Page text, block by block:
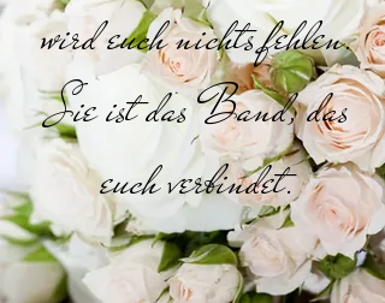
wird euch nichts fehlen.
Sie ist das Band, das
euch verbindet.